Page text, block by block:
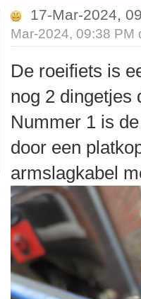
17-Mar-2024,
Mar-2024, 09:38 PM
De roeifiets is
nog 2 dingetjes
Nummer 1 is
door een
armslagkabel